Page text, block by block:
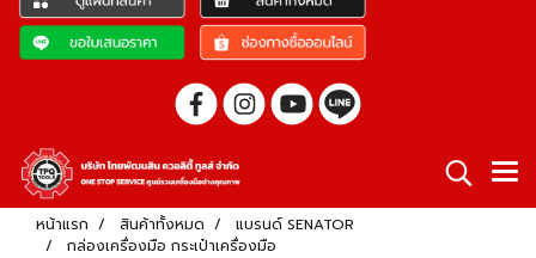
หน้าแรก สินค้าทั้งหมด
แบรนด์ SENATOR
กล่องเครื่องมือ กระเป๋าเครื่องมือ